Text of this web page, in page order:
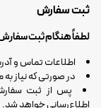
ثبت سفارش
لطفاً هنگام ثبت سفارش
اطلاعات تماس و
در صورتی که نیاز
پس از ثبت
اطلاع‌رسانی خواهد شد.